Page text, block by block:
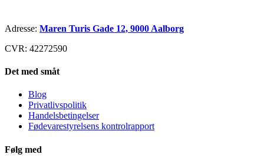
Adresse: Maren Turis Gade 12, 9000 Aalborg
CVR: 42272590
Det med småt
Blog
Privatlivspolitik
Handelsbetingelser
Fødevarestyrelsens kontrolrapport
Følg med